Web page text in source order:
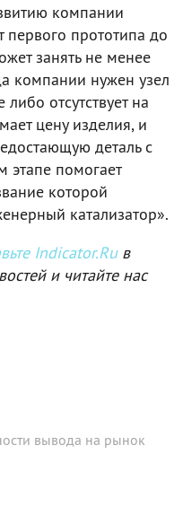
компании
первого прототипа до
занять не менее
компании нужен узел
отсутствует на
цену изделия, и
деталь с
этапе помогает
которой
катализатор».
Indicator.Ruв
и читайте нас
вывода на рынок